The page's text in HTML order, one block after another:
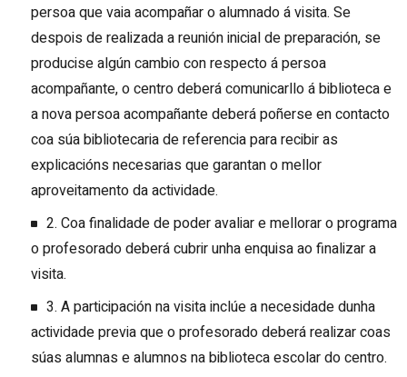
persoa que vaia acompañar o alumnado á visita. Se
despois de realizada a reunión inicial de preparación, se
producise algún cambio con respecto á persoa
acompañante, o centro deberá comunicarllo á biblioteca e
a nova persoa acompañante deberá poñerse en contacto
coa súa bibliotecaria de referencia para recibir as
explicacións necesarias que garantan o mellor
aproveitamento da actividade.
2. Coa finalidade de poder avaliar e mellorar o programa
o profesorado deberá cubrir unha enquisa ao finalizar a
visita.
3. A participación na visita inclúe a necesidade dunha
actividade previa que o profesorado deberá realizar coas
súas alumnas e alumnos na biblioteca escolar do centro.